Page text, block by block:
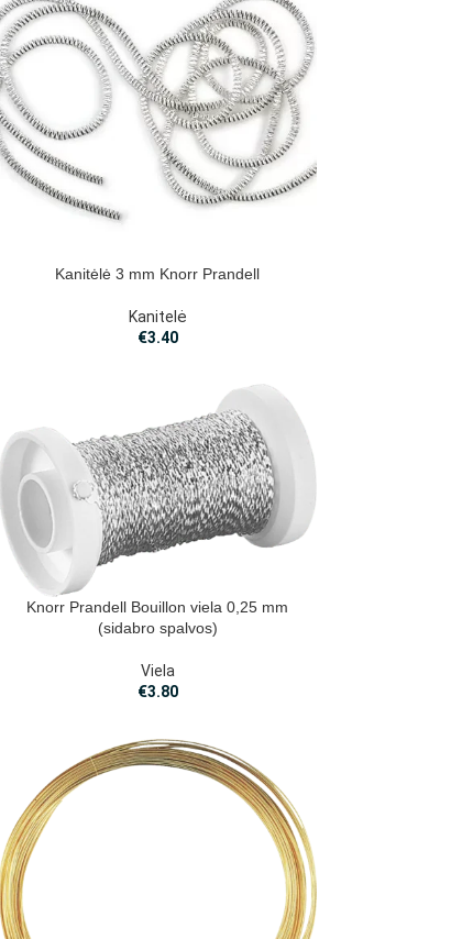
Kanitėlė 3 mm Knorr Prandell
Kanitelė
€3.40
Knorr Prandell Bouillon viela 0,25 mm
(sidabro spalvos)
Viela
€3.80